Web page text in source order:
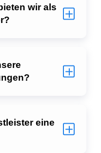
wir als
eine